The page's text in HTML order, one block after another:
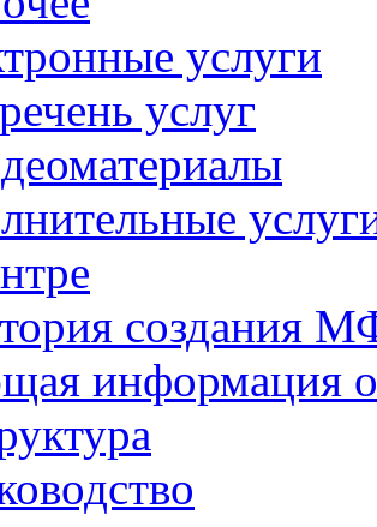
услуги
услуг
создания